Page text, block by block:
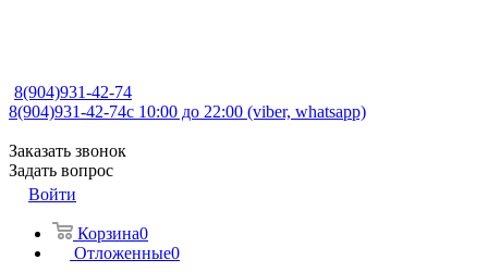
8(904)931-42-74
8(904)931-42-74с 10:00 до 22:00 (viber, whatsapp)
Заказать звонок
Задать вопрос
Войти
Корзина0
Отложенные0